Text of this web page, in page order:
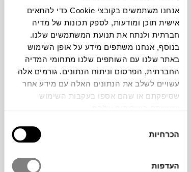
אנחנו משתמשים בקובצי Cookie כדי להתאים
אישית תוכן ומודעות, לספק תכונות של מדיה
חברתית ולנתח את תנועת המשתמשים שלנו.
בנוסף, אנחנו משתפים מידע על אופן השימוש
באתר שלנו עם השותפים שלנו מתחומי המדיה
החברתית, הפרסום וניתוח הנתונים. גורמים אלה
עשויים לשלב את הנתונים האלה עם מידע אחר
שסיפקתם או שהם אספו בעקבות השימוש
הסכמה
הכרחיות
העדפות
אגרטל FUSCA S